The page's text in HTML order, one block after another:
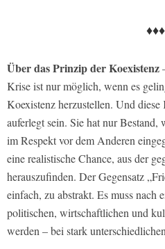
♦♦♦
Über das Prinzip der Koexistenz
Krise ist nur möglich, wenn es
Koexistenz herzustellen. Und
auferlegt sein. Sie hat nur
im Respekt vor dem Anderen
eine realistische Chance, aus der
herauszufinden. Der Gegensatz
einfach, zu abstrakt. Es muss nach
politischen, wirtschaftlichen und
werden – bei stark